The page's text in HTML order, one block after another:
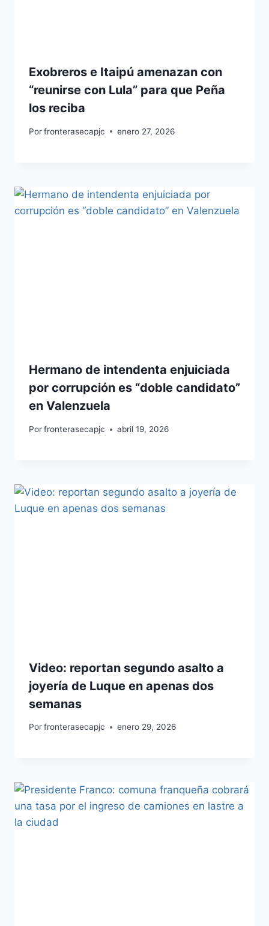
Exobreros e Itaipú amenazan con
“reunirse con Lula” para que Peña
los reciba
Porfronterasecapjc enero 27, 2026
Hermano de intendenta enjuiciada
por corrupción es “doble candidato”
en Valenzuela
Porfronterasecapjc abril 19, 2026
Video: reportan segundo asalto a
joyería de Luque en apenas dos
semanas
Porfronterasecapjc enero 29, 2026